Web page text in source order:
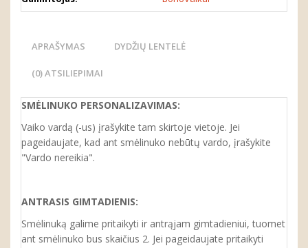
APRAŠYMAS DYDŽIŲ LENTELĖ
(0) ATSILIEPIMAI
SMĖLINUKO PERSONALIZAVIMAS:
Vaiko vardą (-us) įrašykite tam skirtoje vietoje. Jei
pageidaujate, kad ant smėlinuko nebūtų vardo, įrašykite
"Vardo nereikia".
ANTRASIS GIMTADIENIS:
Smėlinuką galime pritaikyti ir antrąjam gimtadieniui, tuomet
ant smėlinuko bus skaičius 2. Jei pageidaujate pritaikyti